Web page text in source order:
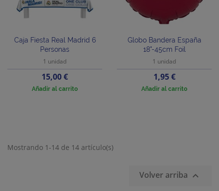
Caja Fiesta Real Madrid 6
Personas
1 unidad
Precio
15,00 €
Añadir al carrito
Globo Bandera España
18"-45cm Foil
1 unidad
Precio
1,95 €
Añadir al carrito
Mostrando 1-14 de 14 artículo(s)
Volver arriba 